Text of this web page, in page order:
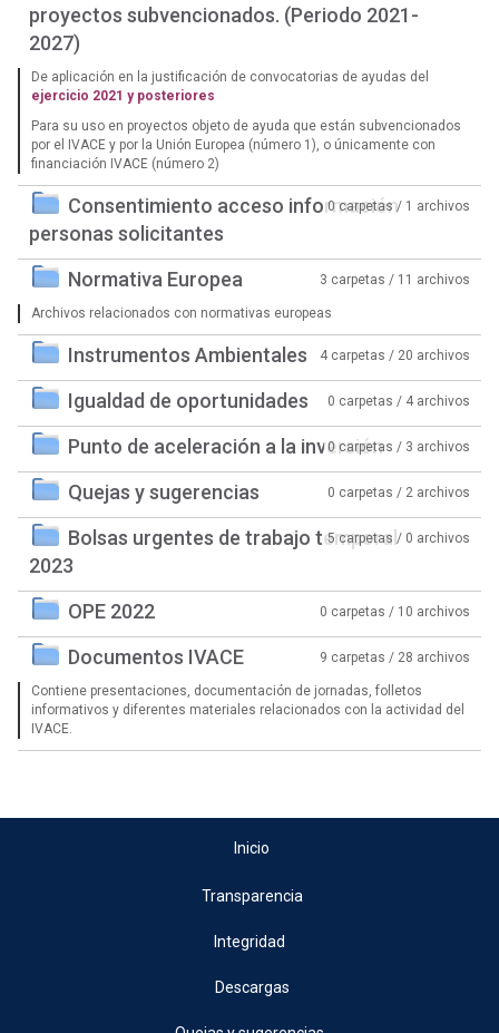
proyectos subvencionados. (Periodo 2021-
2027)
De aplicación en la justificación de convocatorias de ayudas del
ejercicio 2021 y posteriores
Para su uso en proyectos objeto de ayuda que están subvencionados
por el IVACE y por la Unión Europea (número 1), o únicamente con
financiación IVACE (número 2)
Consentimiento acceso información
personas solicitantes
0 carpetas / 1 archivos
Normativa Europea 3 carpetas / 11 archivos
Archivos relacionados con normativas europeas
Instrumentos Ambientales 4 carpetas / 20 archivos
Igualdad de oportunidades 0 carpetas / 4 archivos
Punto de aceleración a la inversión0 carpetas / 3 archivos
Quejas y sugerencias 0 carpetas / 2 archivos
Bolsas urgentes de trabajo temporal
2023
5 carpetas / 0 archivos
OPE 2022 0 carpetas / 10 archivos
Documentos IVACE 9 carpetas / 28 archivos
Contiene presentaciones, documentación de jornadas, folletos
informativos y diferentes materiales relacionados con la actividad del
IVACE.
Inicio
Transparencia
Integridad
Descargas